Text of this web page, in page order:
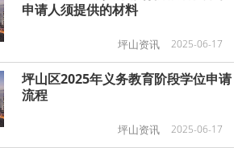
申请人须提供的材料
坪山资讯 2025-06-17
坪山区2025年义务教育阶段学位申请
流程
坪山资讯 2025-06-17